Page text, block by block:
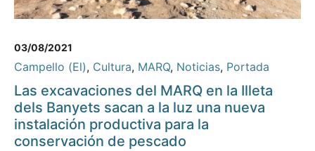
03/08/2021
Campello (El), Cultura, MARQ, Noticias, Portada
Las excavaciones del MARQ en la Illeta
dels Banyets sacan a la luz una nueva
instalación productiva para la
conservación de pescado